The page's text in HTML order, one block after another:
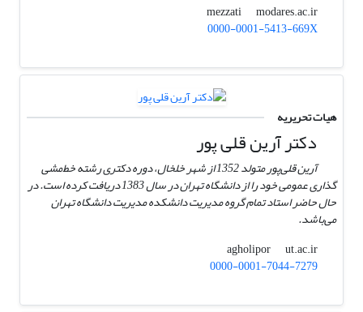
mezzati
modares.ac.ir
0000-0001-5413-669X
هیات تحریریه
دکتر آرین قلی پور
آرین قلی‌پور متولد 1352 از شهر خلخال، دوره دکتری رشته خط‌مشی
گذاری عمومی خود را از دانشگاه تهران در سال 1383 دریافت کرده است. در
حال حاضر استاد تمام گروه مدیریت دانشکده مدیریت دانشگاه تهران
می‌باشد.
agholipor
ut.ac.ir
0000-0001-7044-7279